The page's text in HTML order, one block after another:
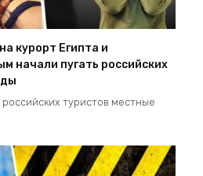
курорт Египта и
начали пугать российских
российских туристов местные